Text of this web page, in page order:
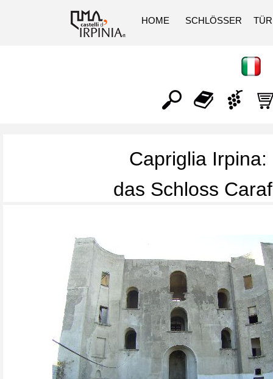
HOME SCHLÖSSER
Capriglia Irpina:
das Schloss